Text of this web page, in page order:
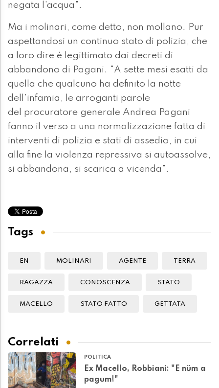
negata l'acqua".
Ma i molinari, come detto, non mollano. Pur
aspettandosi un continuo stato di polizia, che
a loro dire è legittimato dai decreti di
abbandono di Pagani. "A sette mesi esatti da
quella che qualcuno ha definito la notte
dell'infamia, le arroganti parole
del procuratore generale Andrea Pagani
fanno il verso a una normalizzazione fatta di
interventi di polizia e stati di assedio, in cui
alla fine la violenza repressiva si autoassolve,
si abbandona, si scarica a vicenda".
Tags
EN MOLINARI AGENTE TERRA
RAGAZZA CONOSCENZA STATO
MACELLO STATO FATTO GETTATA
Correlati
POLITICA
Ex Macello, Robbiani: "E nüm a
pagum!"